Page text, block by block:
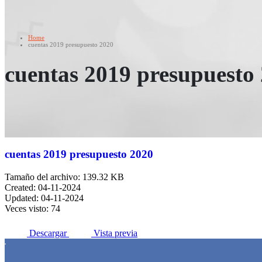
Home
cuentas 2019 presupuesto 2020
cuentas 2019 presupuesto
cuentas 2019 presupuesto 2020
Tamaño del archivo: 139.32 KB
Created: 04-11-2024
Updated: 04-11-2024
Veces visto: 74
Descargar Vista previa